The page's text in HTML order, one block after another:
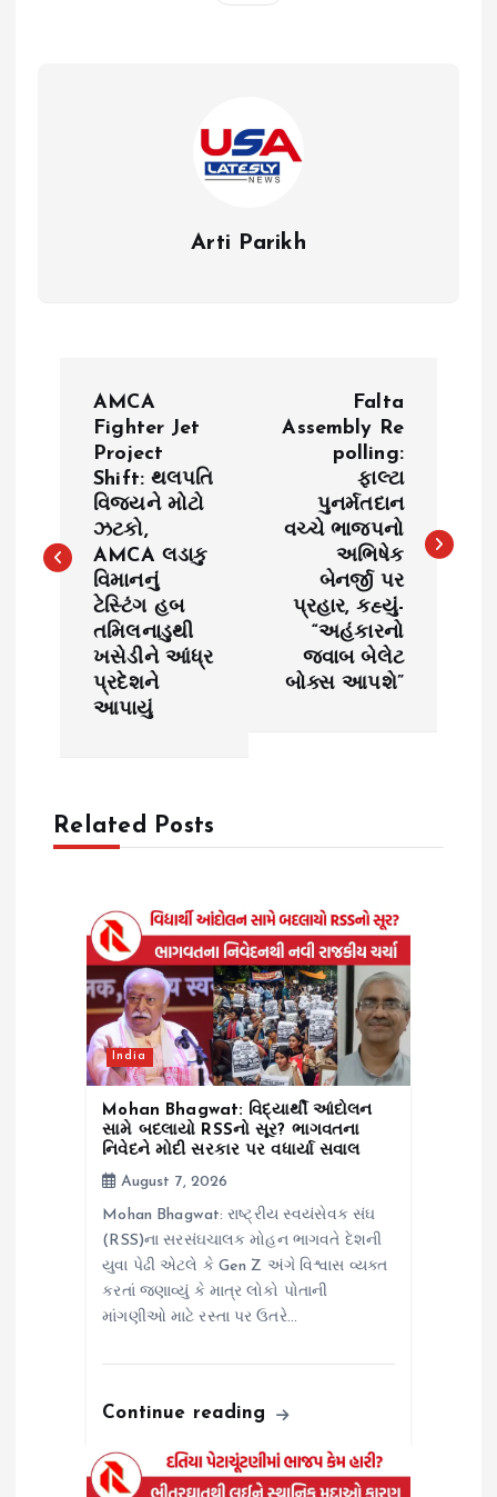
Arti Parikh
t
g
AMCA
Fighter Jet
Project
Shift: થલપતિ
વિજયને મોટો
ઝટકો,
AMCA લડાકુ
વિમાનનું
ટેસ્ટિંગ હબ
તમિલનાડુથી
ખસેડીને આંધ્ર
પ્રદેશને
આપાયું
Falta
Assembly Re
polling:
ફાલ્ટા
પુનર્મતદાન
વચ્ચે ભાજપનો
અભિષેક
બેનર્જી પર
પ્રહાર, કહ્યું-
“અહંકારનો
જવાબ બેલેટ
બોક્સ આપશે”
Related Posts
India
Mohan Bhagwat: વિદ્યાર્થી આંદોલન
સામે બદલાયો RSSનો સૂર? ભાગવતના
નિવેદને મોદી સરકાર પર વધાર્યા સવાલ
August 7, 2026
Mohan Bhagwat: રાષ્ટ્રીય સ્વયંસેવક સંઘ
(RSS)ના સરસંઘચાલક મોહન ભાગવતે દેશની
યુવા પેઢી એટલે કે Gen Z અંગે વિશ્વાસ વ્યક્ત
કરતાં જણાવ્યું કે માત્ર લોકો પોતાની
માંગણીઓ માટે રસ્તા પર ઉતરે…
Continue reading